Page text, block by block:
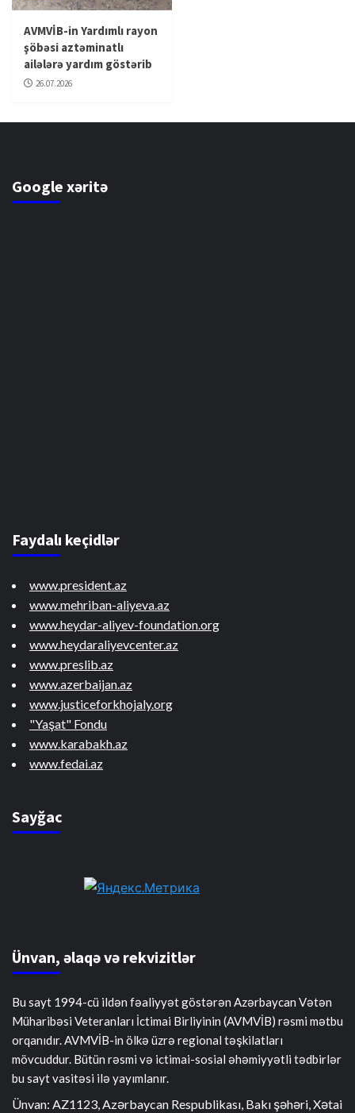
AVMVİB-in Yardımlı rayon
şöbəsi aztəminatlı
ailələrə yardım göstərib
26.07.2026
Google xəritə
Faydalı keçidlər
www.president.az
www.mehriban-aliyeva.az
www.heydar-aliyev-foundation.org
www.heydaraliyevcenter.az
www.preslib.az
www.azerbaijan.az
www.justiceforkhojaly.org
"Yaşat" Fondu
www.karabakh.az
www.fedai.az
Sayğac
Ünvan, əlaqə və rekvizitlər
Bu sayt 1994-cü ildən fəaliyyət göstərən Azərbaycan Vətən
Müharibəsi Veteranları İctimai Birliyinin (AVMVİB) rəsmi mətbu
orqanıdır. AVMVİB-in ölkə üzrə regional təşkilatları
mövcuddur. Bütün rəsmi və ictimai-sosial əhəmiyyətli tədbirlər
bu sayt vasitəsi ilə yayımlanır.
Ünvan: AZ1123, Azərbaycan Respublikası, Bakı şəhəri, Xətai